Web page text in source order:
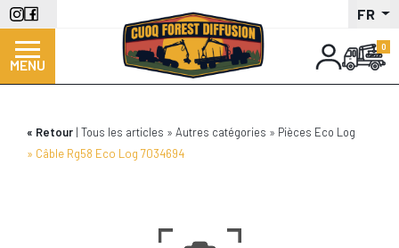
Aller
au
contenu
principal
FR
MENU
Retour Tous les articles Autres catégories
Pièces Eco Log
Câble Rg58 Eco Log 7034694